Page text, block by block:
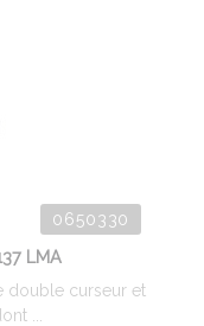
0650330
LMA
double curseur et
...